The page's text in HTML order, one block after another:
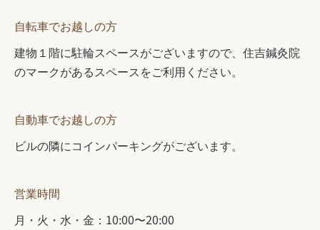
自転車でお越しの方
建物１階に駐輪スペースがございますので、住吉鍼灸院
のマークがあるスペースをご利用ください。
自動車でお越しの方
ビルの隣にコインパーキングがございます。
営業時間
月・火・水・金：10:00〜20:00